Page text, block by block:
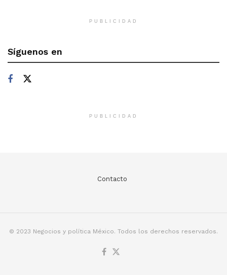
PUBLICIDAD
Síguenos en
PUBLICIDAD
Contacto
© 2023 Negocios y política México. Todos los derechos reservados.